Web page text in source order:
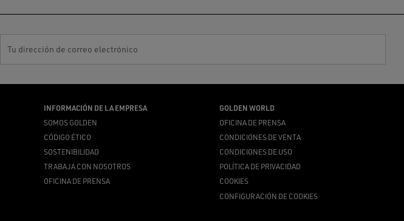
Tu dirección de correo electrónico
INFORMACIÓN DE LA EMPRESA
SOMOS GOLDEN
CÓDIGO ÉTICO
SOSTENIBILIDAD
TRABAJA CON NOSOTROS
OFICINA DE PRENSA
GOLDEN WORLD
OFICINA DE PRENSA
CONDICIONES DE VENTA
CONDICIONES DE USO
POLÍTICA DE PRIVACIDAD
COOKIES
CONFIGURACIÓN DE COOKIES